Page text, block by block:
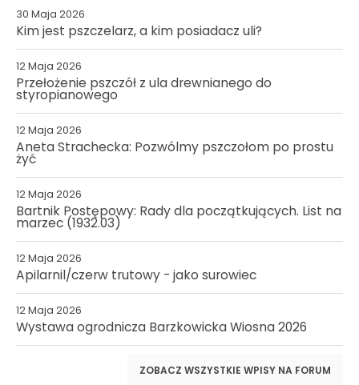
30 Maja 2026
Kim jest pszczelarz, a kim posiadacz uli?
12 Maja 2026
Przełożenie pszczół z ula drewnianego do
styropianowego
12 Maja 2026
Aneta Strachecka: Pozwólmy pszczołom po prostu
żyć
12 Maja 2026
Bartnik Postępowy: Rady dla początkujących. List na
marzec (1932.03)
12 Maja 2026
Apilarnil/czerw trutowy - jako surowiec
12 Maja 2026
Wystawa ogrodnicza Barzkowicka Wiosna 2026
ZOBACZ WSZYSTKIE WPISY NA FORUM